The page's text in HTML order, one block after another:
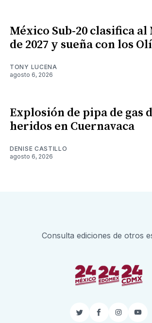
México Sub-20 clasifica
de 2027 y sueña con los
TONY LUCENA
agosto 6, 2026
Explosión de pipa de gas
heridos en Cuernavaca
DENISE CASTILLO
agosto 6, 2026
Consulta ediciones de otros
TwitterFacebook
Instagram